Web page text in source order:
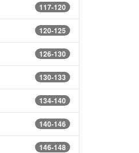
117-120
120-125
126-130
130-133
134-140
140-146
146-148